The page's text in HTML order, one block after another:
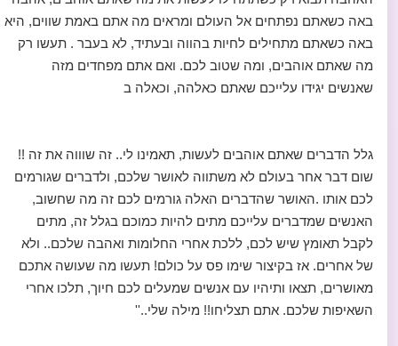
באה כשאתם נפתחים אל העולם ומראים מה אתם באמת שווים, היא
באה כשאתם מתחילים לחיות בהווה ובעתיד, לא בעבר . תעשו רק
מה שאתם אוהבים, ומה שטוב לכם. ואם אתם מפחדים מזה
שאנשים יגידו עלייכם שאתם כאלהה, וכאלה ב
גלל הדברים שאתם אוהבים לעשות, תאמינו לי.. זה שוווה את זה !!
שום דבר אחר בעולם לא משתווה לאושר שלכם, ולדברים שגורמים
לכם אותו .האושר שהדברים האלה גורמים לכם זה מה שחשוב,
האנשים שמדברים עלייכם מתים להיות כמוכם בגלל זה, מתים
לקבל תאומץ שיש לכם, ללכת אחרי החלומות ואהבה שלכם.. ולא
של אחרים. אז בקיצור שימו פס על כולם! תעשו מה שעושה אתכם
מאושרים, תצאו ותיהיו עם אנשים שמעלים לכם חיוך, תלכו אחרי
השאיפות שלכם. אתם תצליחו!! מילה שלי..''